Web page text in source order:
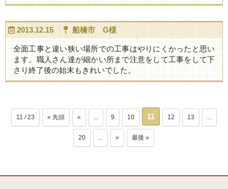
2013.12.15 船橋市 G様
全面工事と違い狭い場所での工事はやりにくかったと思い
ます。職人さん達が細かい所まで注意をして工事をして下
さり終了後の始末もきれいでした。
11 / 23 « 先頭 « ... 9 10 11 12 13 ...
20 ... » 最後 »